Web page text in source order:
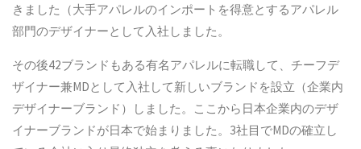
きました（大手アパレルのインポートを得意とするアパレル
部門のデザイナーとして入社しました。
その後42ブランドもある有名アパレルに転職して、チーフデ
ザイナー兼MDとして入社して新しいブランドを設立（企業内
デザイナーブランド）しました。ここから日本企業内のデザ
イナーブランドが日本で始まりました。3社目でMDの確立し